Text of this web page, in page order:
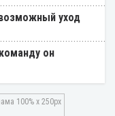
уход
он